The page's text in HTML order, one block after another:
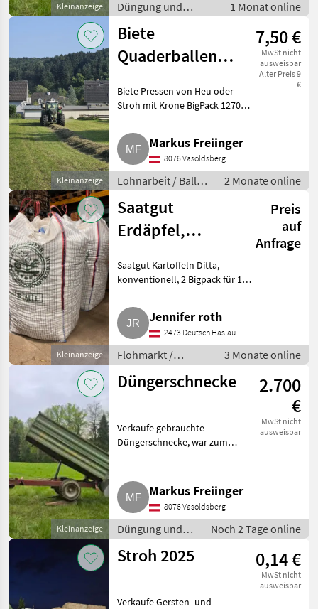
Kleinanzeige
Düngung und
Beregnung /
Mineraldüngerstreuer/Wiegestreuer
1 Monat online
Kleinanzeige
Biete
Quaderballenpressen,
1270 Extreme,
7,50 €
MwSt nicht
ausweisbar
Alter Preis 9
€
Biete Pressen von Heu oder
Stroh mit Krone BigPack 1270
an. Mit maximal 26 Messern,
Multibale möglich. Hier werden
die großen Ballen in k
Markus Freiinger
8076 Vasoldsberg
Lohnarbeit / Ballen
pressen
2 Monate online
Kleinanzeige
Saatgut
Erdäpfel,
Preis
auf
Anfrage
Saatgut Kartoffeln Ditta,
konventionell, 2 Bigpack für 1
aufgeteilt werden. Lieferung
möglich nach Absprache.
Flohmarkt Sonstiges Flohmarkt
Jennifer roth
2473 Deutsch Haslau
Flohmarkt /
Sonstiges
Flohmarkt
3 Monate online
Kleinanzeige
Düngerschnecke
2.700
€
MwSt nicht
ausweisbar
Verkaufe gebrauchte
Düngerschnecke, war zum
gebraucht. Funktioniert
einwandfrei und wurde zum
Abfüllen von Big
Markus Freiinger
8076 Vasoldsberg
Düngung und
Beregnung /
Mineraldüngerstreuer/Wiegestreuer
Noch 2 Tage online
Stroh 2025 0,14 €
MwSt nicht
ausweisbar
Verkaufe Gersten- und